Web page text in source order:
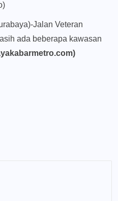
Jalan Veteran
ada beberapa kawasan